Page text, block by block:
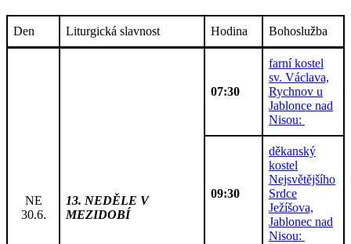
Den Liturgická slavnost Hodina Bohoslužba
NE
30.6.
13. NEDĚLE V
MEZIDOBÍ
07:30
farní kostel
sv. Václava,
Rychnov u
Jablonce nad
Nisou:
09:30
děkanský
kostel
Nejsvětějšího
Srdce
Ježíšova,
Jablonec nad
Nisou: